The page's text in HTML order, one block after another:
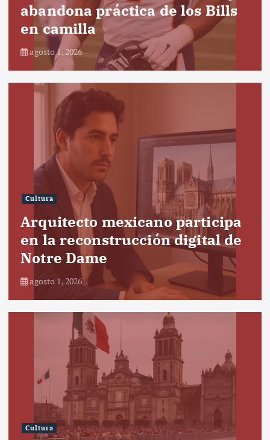
abandona práctica de los Bills
en camilla
agosto 1, 2026
Cultura
Arquitecto mexicano participa
en la reconstrucción digital de
Notre Dame
agosto 1, 2026
Cultura